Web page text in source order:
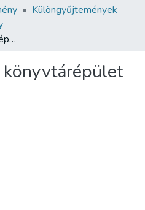
Különgyűjtemények
Öt és félmilliós könyvtárépület